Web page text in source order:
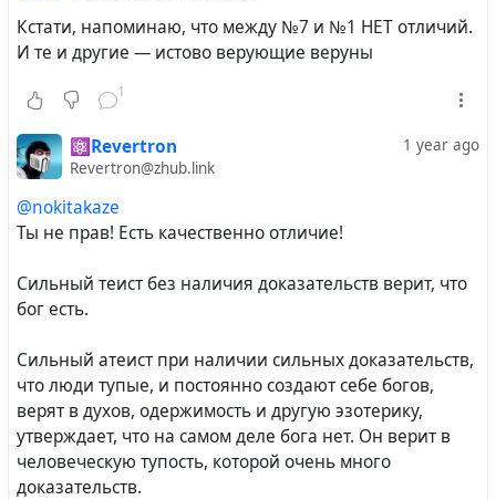
Кстати, напоминаю, что между №7 и №1 НЕТ отличий.
И те и другие — истово верующие веруны
1
1 year ago
⚛️Revertron
Revertron@zhub.link
@nokitakaze
Ты не прав! Есть качественно отличие!
Сильный теист без наличия доказательств верит, что
бог есть.
Сильный атеист при наличии сильных доказательств,
что люди тупые, и постоянно создают себе богов,
верят в духов, одержимость и другую эзотерику,
утверждает, что на самом деле бога нет. Он верит в
человеческую тупость, которой очень много
доказательств.